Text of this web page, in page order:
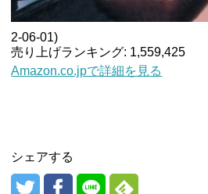
2-06-01)
売り上げランキング: 1,559,425
Amazon.co.jpで詳細を見る
シェアする